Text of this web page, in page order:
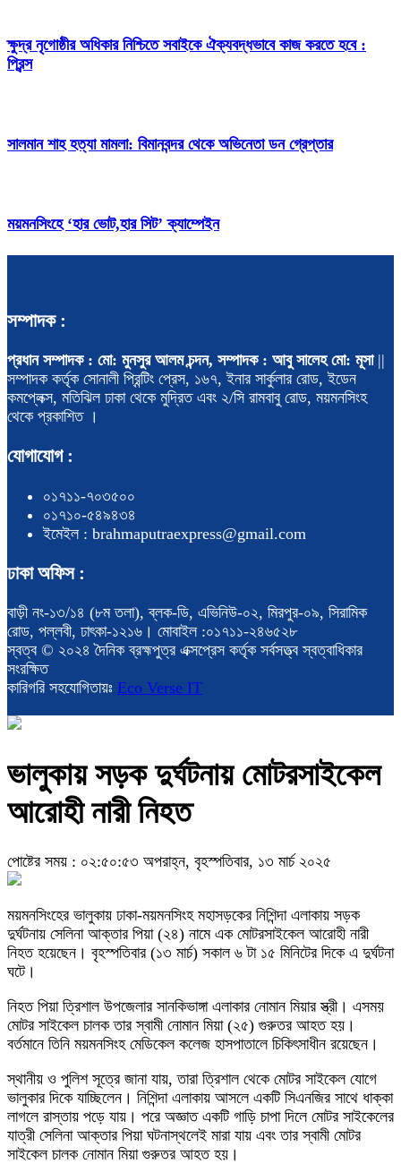
ক্ষুদ্র নৃগোষ্ঠীর অধিকার নিশ্চিতে সবাইকে ঐক্যবদ্ধভাবে কাজ করতে হবে :
প্রিন্স
সালমান শাহ হত্যা মামলা: বিমানবন্দর থেকে অভিনেতা ডন গ্রেপ্তার
ময়মনসিংহে ‘হার ভোট,হার সিট’ ক্যাম্পেইন
সম্পাদক :
প্রধান সম্পাদক : মো: মুনসুর আলম চন্দন, সম্পাদক : আবু সালেহ মো: মূসা||
সম্পাদক কর্তৃক সোনালী প্রিন্টিং প্রেস, ১৬৭, ইনার সার্কুলার রোড, ইডেন
কমপ্লেক্স, মতিঝিল ঢাকা থেকে মুদ্রিত এবং ২/সি রামবাবু রোড, ময়মনসিংহ
থেকে প্রকাশিত ।
যোগাযোগ :
০১৭১১-৭০৩৫০০
০১৭১০-৫৪৯৪৩৪
ইমেইল : brahmaputraexpress@gmail.com
ঢাকা অফিস :
বাড়ী নং-১৩/১৪ (৮ম তলা), ব্লক-ডি, এভিনিউ-০২, মিরপুর-০৯, সিরামিক
রোড, পল্লবী, ঢাৎকা-১২১৬। মোবাইল :০১৭১১-২৪৬৫২৮
স্বত্ব © ২০২৪ দৈনিক ব্রহ্মপুত্র এক্সপ্রেস কর্তৃক সর্বসত্ত্ব স্বত্বাধিকার
সংরক্ষিত
কারিগরি সহযোগিতায়ঃ Eco Verse IT
ভালুকায় সড়ক দুর্ঘটনায় মোটরসাইকেল
আরোহী নারী নিহত
পোষ্টের সময় : ০২:৫০:৫৩ অপরাহ্ন, বৃহস্পতিবার, ১৩ মার্চ ২০২৫
ময়মনসিংহের ভালুকায় ঢাকা-ময়মনসিংহ মহাসড়কের নিশিন্দা এলাকায় সড়ক
দুর্ঘটনায় সেলিনা আক্তার পিয়া (২৪) নামে এক মোটরসাইকেল আরোহী নারী
নিহত হয়েছেন। বৃহস্পতিবার (১৩ মার্চ) সকাল ৬ টা ১৫ মিনিটের দিকে এ দুর্ঘটনা
ঘটে।
নিহত পিয়া ত্রিশাল উপজেলার সানকিভাঙ্গা এলাকার নোমান মিয়ার স্ত্রী। এসময়
মোটর সাইকেল চালক তার স্বামী নোমান মিয়া (২৫) গুরুতর আহত হয়।
বর্তমানে তিনি ময়মনসিংহ মেডিকেল কলেজ হাসপাতালে চিকিৎসাধীন রয়েছেন।
স্থানীয় ও পুলিশ সূত্রে জানা যায়, তারা ত্রিশাল থেকে মোটর সাইকেল যোগে
ভালুকার দিকে যাচ্ছিলেন। নিশিন্দা এলাকায় আসলে একটি সিএনজির সাথে ধাক্কা
লাগলে রাস্তায় পড়ে যায়। পরে অজ্ঞাত একটি গাড়ি চাপা দিলে মোটর সাইকেলের
যাত্রী সেলিনা আক্তার পিয়া ঘটনাস্থলেই মারা যায় এবং তার স্বামী মোটর
সাইকেল চালক নোমান মিয়া গুরুতর আহত হয়।